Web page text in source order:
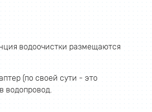
водоочистки размещаются
(по своей сути - это
водопровод.